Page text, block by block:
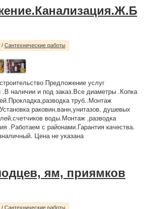
/ Сантехнические работы
Предложение услуг
наличии и под заказ.Все диаметры .Копка
труб..Монтаж
раковин,ванн,унитазов, душевых
воды.Монтаж ,разводка
.Работаем с районами.Гарантия качества.
Цена не указана
ям, приямков
/ Сантехнические работы